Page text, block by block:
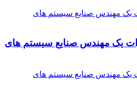
یک مهندس صنایع سیستم های